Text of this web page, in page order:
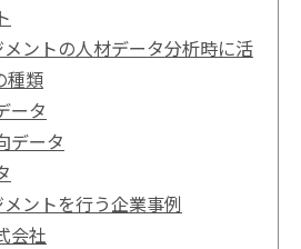
ントの人材データ分析時に活
種類
ータ
データ
ントを行う企業事例
会社